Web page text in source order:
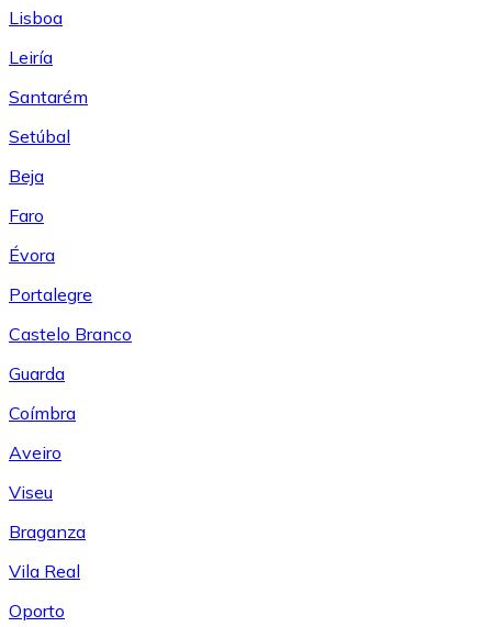
Lisboa
Leiría
Santarém
Setúbal
Beja
Faro
Évora
Portalegre
Castelo Branco
Guarda
Coímbra
Aveiro
Viseu
Braganza
Vila Real
Oporto